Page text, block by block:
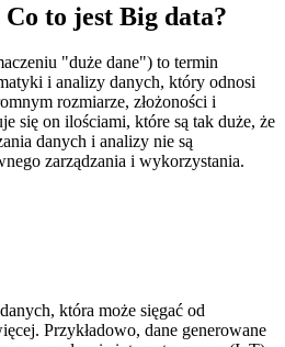
Co to jest Big data?
"duże dane") to termin
i analizy danych, który odnosi
rozmiarze, złożoności i
się on ilościami, które są tak duże, że
danych i analizy nie są
zarządzania i wykorzystania.
która może sięgać od
Przykładowo, dane generowane